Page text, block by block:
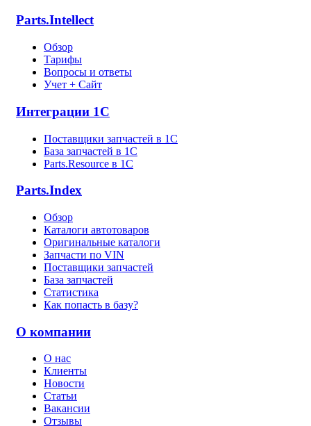
Parts.Intellect
Обзор
Тарифы
Вопросы и ответы
Учет + Сайт
Интеграции 1С
Поставщики запчастей в 1C
База запчастей в 1С
Parts.Resource в 1C
Parts.Index
Обзор
Каталоги автотоваров
Оригинальные каталоги
Запчасти по VIN
Поставщики запчастей
База запчастей
Статистика
Как попасть в базу?
О компании
О нас
Клиенты
Новости
Статьи
Вакансии
Отзывы